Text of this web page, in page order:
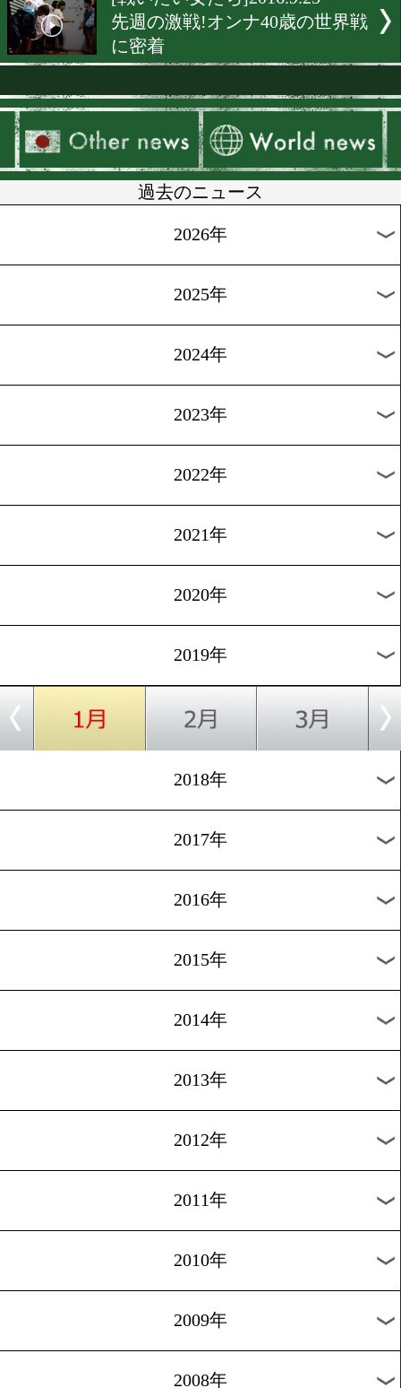
京都発!ダイヤモンドの原
待
[前日計量]2016.9.30
辰吉寿以輝が後楽園ホール
戦
[天才少年を探せ]2016.9.29
噂の高校生登場!未来の怪
った男
[天才少年を探せ]2016.9.28
[戦いたい女たち]2016.9.25
に密着
過去のニュース
2026年
2025年
2024年
2023年
2021年
2020年
2019年
2018年